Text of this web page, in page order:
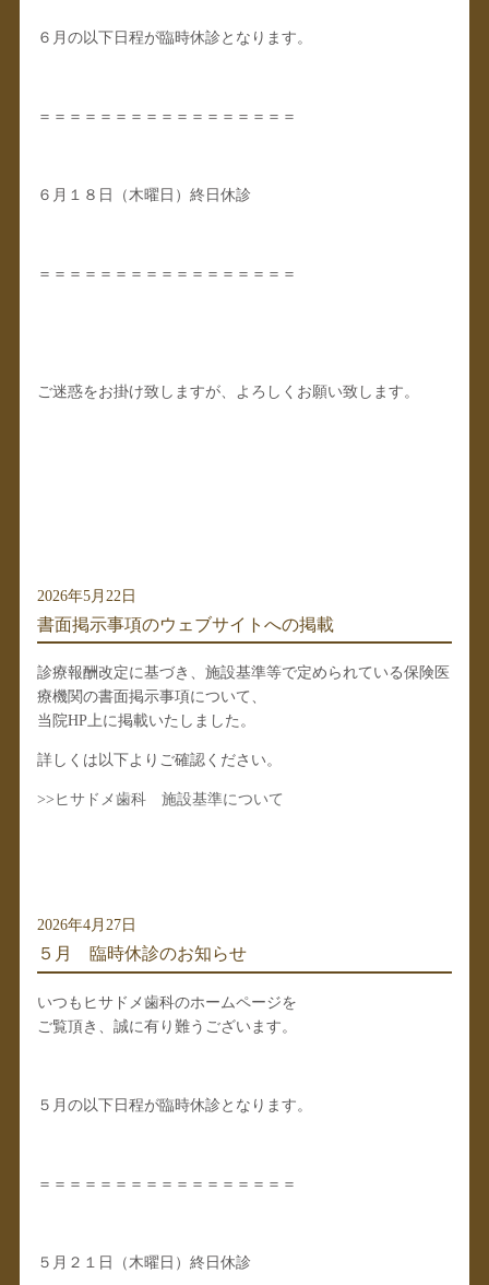
６月の以下日程が臨時休診となります。
＝＝＝＝＝＝＝＝＝＝＝＝＝＝＝＝＝
６月１８日（木曜日）終日休診
＝＝＝＝＝＝＝＝＝＝＝＝＝＝＝＝＝
ご迷惑をお掛け致しますが、よろしくお願い致します。
2026年5月22日
書面掲示事項のウェブサイトへの掲載
診療報酬改定に基づき、施設基準等で定められている保険医
療機関の書面掲示事項について、
当院HP上に掲載いたしました。
詳しくは以下よりご確認ください。
>> ヒサドメ歯科 施設基準について
2026年4月27日
５月 臨時休診のお知らせ
いつもヒサドメ歯科のホームページを
ご覧頂き、誠に有り難うございます。
５月の以下日程が臨時休診となります。
＝＝＝＝＝＝＝＝＝＝＝＝＝＝＝＝＝
５月２１日（木曜日）終日休診